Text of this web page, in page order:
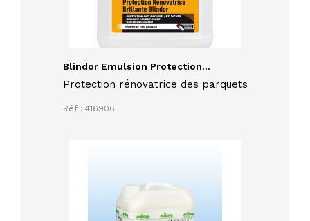
Blindor Emulsion Protection...
Protection rénovatrice des parquets
Réf : 416906